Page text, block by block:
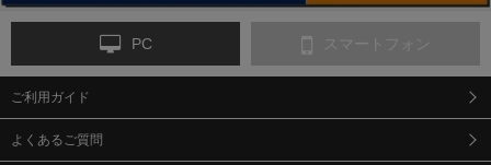
9-点字マット・タイ
PC スマートフォン
ご利用ガイド
よくあるご質問